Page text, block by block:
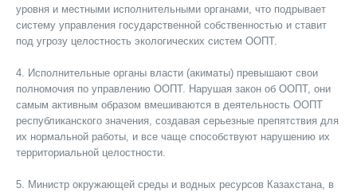
уровня и местными исполнительными органами, что подрывает
систему управления государственной собственностью и ставит
под угрозу целостность экологических систем ООПТ.
4. Исполнительные органы власти (акиматы) превышают свои
полномочия по управлению ООПТ. Нарушая закон об ООПТ, они
самым активным образом вмешиваются в деятельность ООПТ
республиканского значения, создавая серьезные препятствия для
их нормальной работы, и все чаще способствуют нарушению их
территориальной целостности.
5. Министр окружающей среды и водных ресурсов Казахстана, в